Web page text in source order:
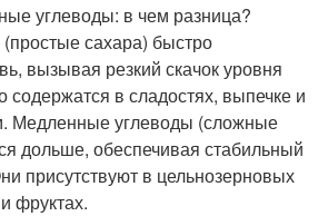
углеводы: в чем разница?
сахара) быстро
вызывая резкий скачок уровня
в сладостях, выпечке и
Медленные углеводы (сложные
дольше, обеспечивая стабильный
присутствуют в цельнозерновых
фруктах.